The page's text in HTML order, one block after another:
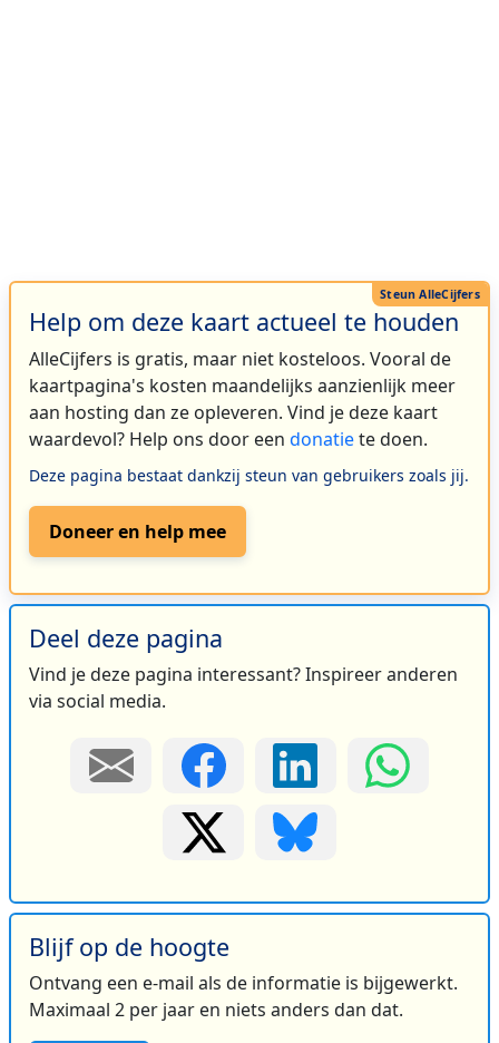
Help om deze kaart actueel te houden
AlleCijfers is gratis, maar niet kosteloos. Vooral de
kaartpagina's kosten maandelijks aanzienlijk meer
aan hosting dan ze opleveren. Vind je deze kaart
waardevol? Help ons door een donatiete doen.
Deze pagina bestaat dankzij steun van gebruikers zoals jij.
Doneer en help mee
Deel deze pagina
Vind je deze pagina interessant? Inspireer anderen
via social media.
Blijf op de hoogte
Ontvang een e-mail als de informatie is bijgewerkt.
Maximaal 2 per jaar en niets anders dan dat.